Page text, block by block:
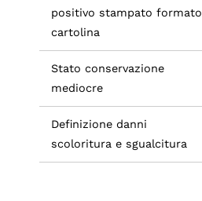
positivo stampato formato
cartolina
Stato conservazione
mediocre
Definizione danni
scoloritura e sgualcitura